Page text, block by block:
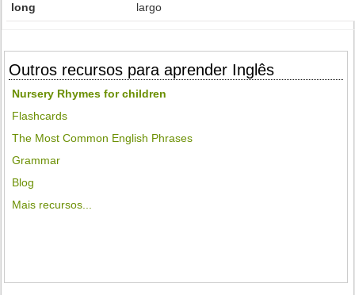
long largo
Outros recursos para aprender Inglês
Nursery Rhymes for children
Flashcards
The Most Common English Phrases
Grammar
Blog
Mais recursos...